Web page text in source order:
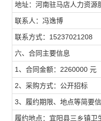
地址：河南驻马店人力资源
联系人：冯逸博
联系方式：15237021208
六、合同主要信息
1、合同金额：2260000 元
2、采购方式：公开招标
3、履约期限、地点等简要信
履约地点：宜阳县三乡镇